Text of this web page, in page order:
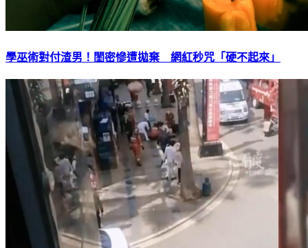
學巫術對付渣男！閨密慘遭拋棄 網紅秒咒「硬不起來」